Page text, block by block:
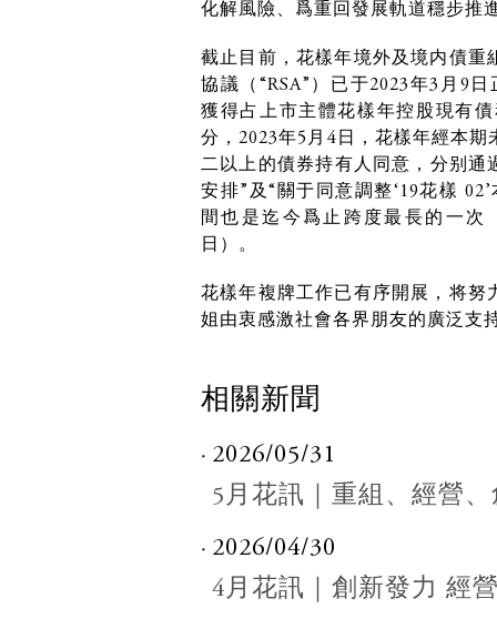
化解風險、爲重回發展軌道穩步推
截止目前，花樣年境外及境内債重
協議（“RSA”）已于2023年3月9
獲得占上市主體花樣年控股現有
分，2023年5月4日，花樣年經本
二以上的債券持有人同意，分别通
安排”及“關于同意調整‘19花樣
間也是迄今爲止跨度最長的一次
日）。
花樣年複牌工作已有序開展，将努
姐由衷感激社會各界朋友的廣泛支
相關新聞
2026/05/31
5月花訊｜重組、經營
2026/04/30
4月花訊｜創新發力 經